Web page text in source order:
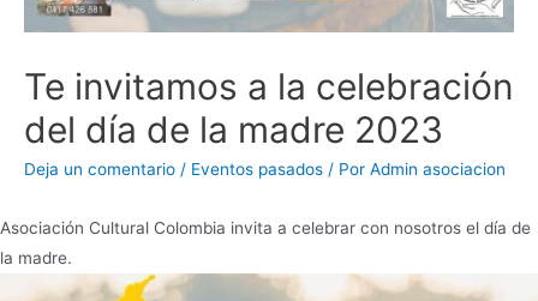
Te invitamos a la celebración
del día de la madre 2023
Deja un comentario / Eventos pasados / Por Admin asociacion
Asociación Cultural Colombia invita a celebrar con nosotros el día de
la madre.